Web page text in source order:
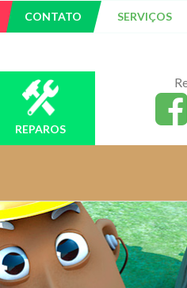
CONTATO SERVIÇOS
REPAROS